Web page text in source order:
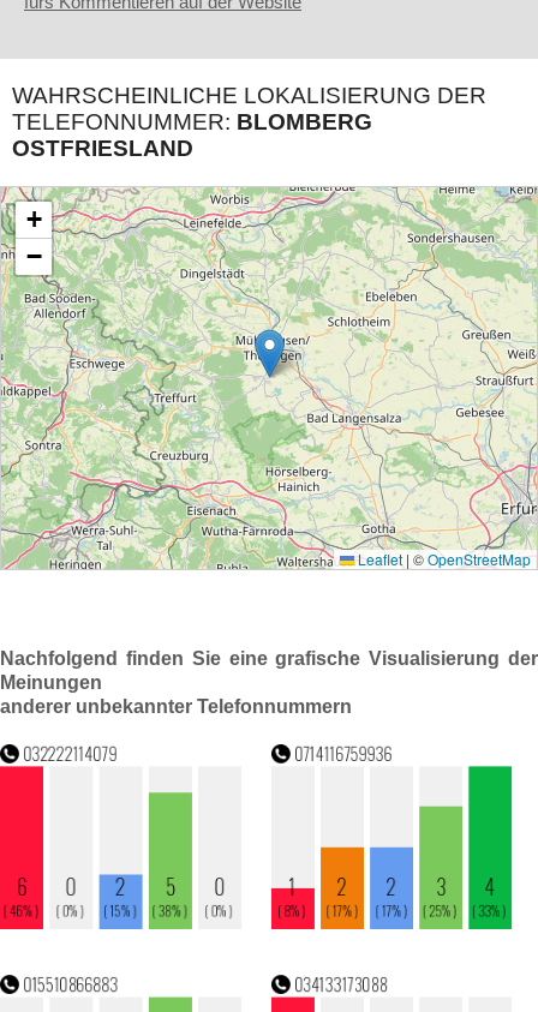
WAHRSCHEINLICHE LOKALISIERUNG DER
TELEFONNUMMER: BLOMBERG
OSTFRIESLAND
Nachfolgend finden Sie eine grafische Visualisierung der
Meinungen
anderer unbekannter Telefonnummern